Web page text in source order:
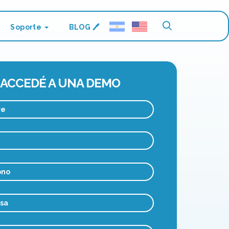
ACCEDÉ A UNA DEMO
Soporte BLOG 🖊️